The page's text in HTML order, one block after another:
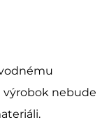
nebude